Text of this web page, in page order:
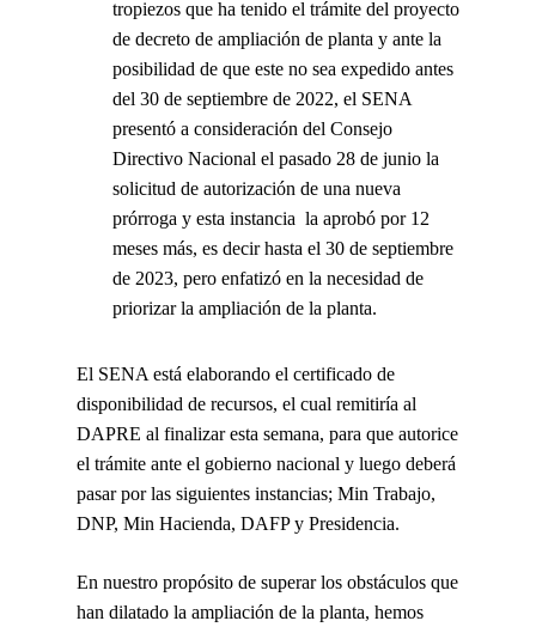
tropiezos que ha tenido el trámite del proyecto
de decreto de ampliación de planta y ante la
posibilidad de que este no sea expedido antes
del 30 de septiembre de 2022, el SENA
presentó a consideración del Consejo
Directivo Nacional el pasado 28 de junio la
solicitud de autorización de una nueva
prórroga y esta instancia la aprobó por 12
meses más, es decir hasta el 30 de septiembre
de 2023, pero enfatizó en la necesidad de
priorizar la ampliación de la planta.
El SENA está elaborando el certificado de
disponibilidad de recursos, el cual remitiría al
DAPRE al finalizar esta semana, para que autorice
el trámite ante el gobierno nacional y luego deberá
pasar por las siguientes instancias; Min Trabajo,
DNP, Min Hacienda, DAFP y Presidencia.
En nuestro propósito de superar los obstáculos que
han dilatado la ampliación de la planta, hemos